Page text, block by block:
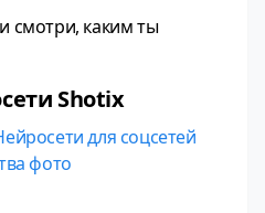
смотри, каким ты
Shotix
для соцсетей
фото